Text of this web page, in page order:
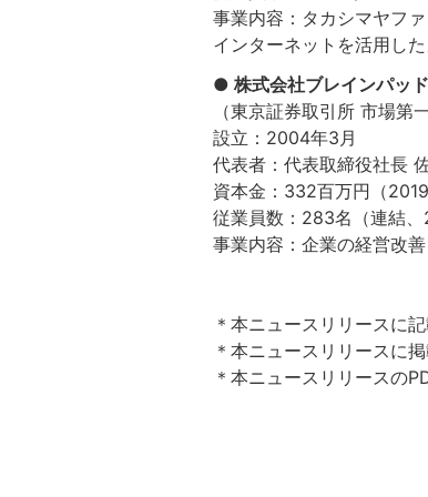
事業内容：タカシマヤフ
インターネットを活用し
● 株式会社ブレインパッ
（東京証券取引所 市場
設立：2004年3月
代表者：代表取締役社長
資本金：332百万円（2019
従業員数：283名（連結、
事業内容：企業の経営改
＊本ニュースリリースに
＊本ニュースリリースに
＊本ニュースリリースの